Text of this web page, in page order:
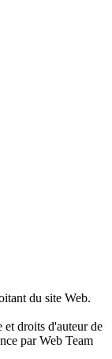
du site Web.
et droits d'auteur de
par Web Team